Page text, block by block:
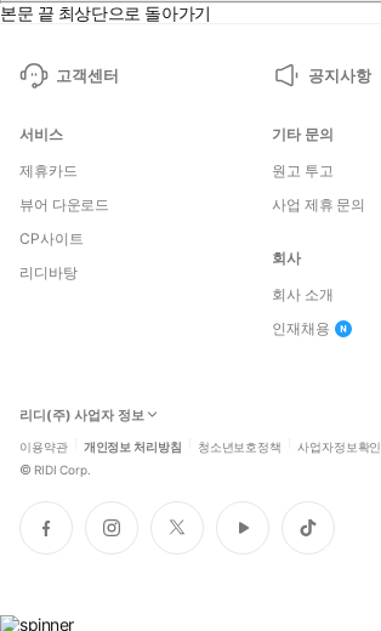
본문 끝 최상단으로 돌아가기
고객센터 공지사항
서비스
제휴카드
뷰어 다운로드
CP사이트
리디바탕
기타 문의
원고 투고
사업 제휴 문의
회사
회사 소개
인재채용
리디(주) 사업자 정보
이용약관 개인정보 처리방침 청소년보호정책 사업자정보확인
© RIDI Corp.
페
이
인
스
트
위
유
튜
틱
톡